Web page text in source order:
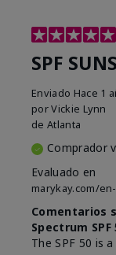
SPF
Enviado Hace 1
porVickie Lynn
de Atlanta
Comprador
Evaluado en
marykay.com/
Comentarios
Spectrum SPF
The SPF 50 is